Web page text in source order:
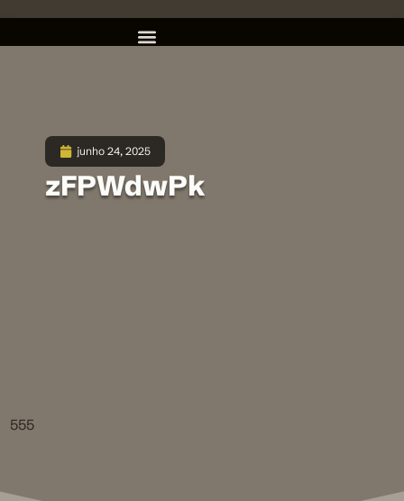
junho 24, 2025
zFPWdwPk
555